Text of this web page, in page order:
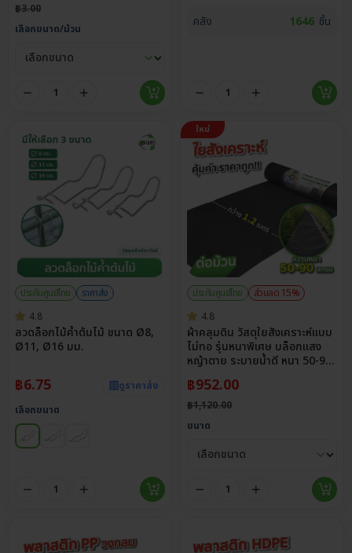
฿3.00
เลือกขนาด/ม้วน
คลัง 1646 ชิ้น
ประกันศูนย์ไทย
ราคาส่ง
4.8
ลวดล็อกไม้ค้ำต้นไม้ ขนาด Ø8,
Ø11, Ø16 มม.
฿6.75
ดูราคาส่ง
เลือกขนาด
ใหม่
ประกันศูนย์ไทย
ส่วนลด 15%
4.8
ผ้าคลุมดิน วัสดุใยสังเคราะห์แบบ
ไม่ทอ รุ่นหนาพิเศษ บล็อกแสง
หญ้าตาย ระบายน้ำดี หนา 50-90
฿952.00
฿1,120.00
ขนาด